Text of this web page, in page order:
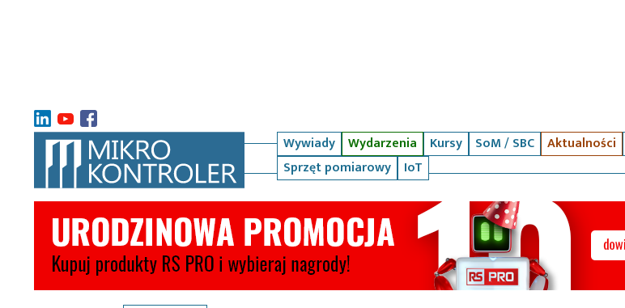
Wywiady Wydarzenia Kursy SoM / SBC Aktualności
Sprzęt pomiarowy
IoT